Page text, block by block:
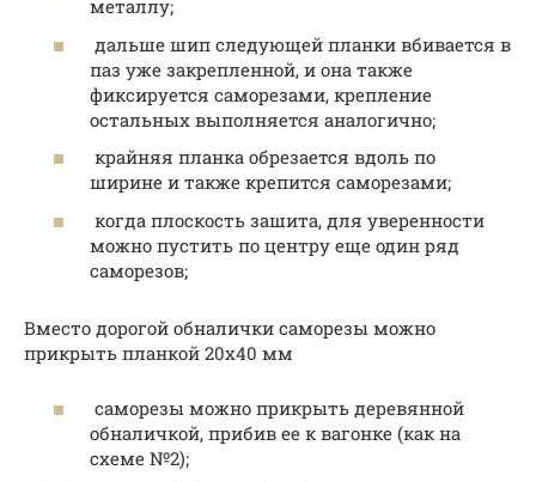
металлу;
дальше шип следующей планки вбивается в
паз уже закрепленной, и она также
фиксируется саморезами, крепление
остальных выполняется аналогично;
крайняя планка обрезается вдоль по
ширине и также крепится саморезами;
когда плоскость зашита, для уверенности
можно пустить по центру еще один ряд
саморезов;
Вместо дорогой обналички саморезы можно
прикрыть планкой 20х40 мм
саморезы можно прикрыть деревянной
обналичкой, прибив ее к вагонке (как на
схеме №2);